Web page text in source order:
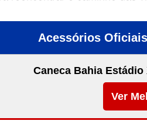
Acessórios
Caneca Bahia
Ver